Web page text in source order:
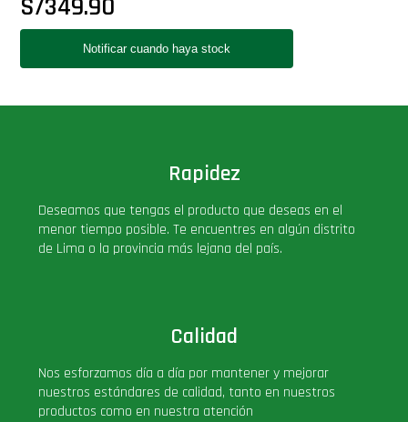
S/349.90
Rapidez
Deseamos que tengas el producto que deseas en el
menor tiempo posible. Te encuentres en algún distrito
de Lima o la provincia más lejana del país.
Calidad
Nos esforzamos día a día por mantener y mejorar
nuestros estándares de calidad, tanto en nuestros
productos como en nuestra atención